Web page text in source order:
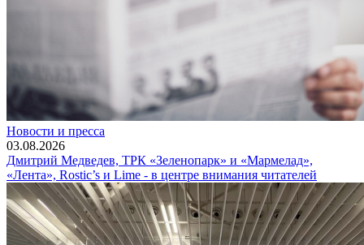
Новости и пресса
03.08.2026
Дмитрий Медведев, ТРК «Зеленопарк» и «Мармелад»,
«Лента», Rostic’s и Lime - в центре внимания читателей